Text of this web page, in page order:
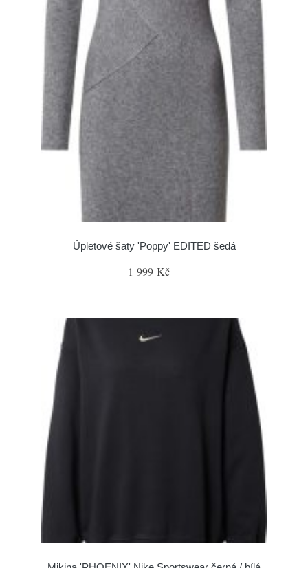
Úpletové šaty 'Poppy' EDITED šedá
1 999 Kč